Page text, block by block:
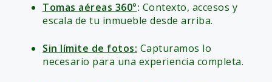
Tomas aéreas 360°: Contexto, accesos y
escala de tu inmueble desde arriba.
Sin límite de fotos: Capturamos lo
necesario para una experiencia completa.